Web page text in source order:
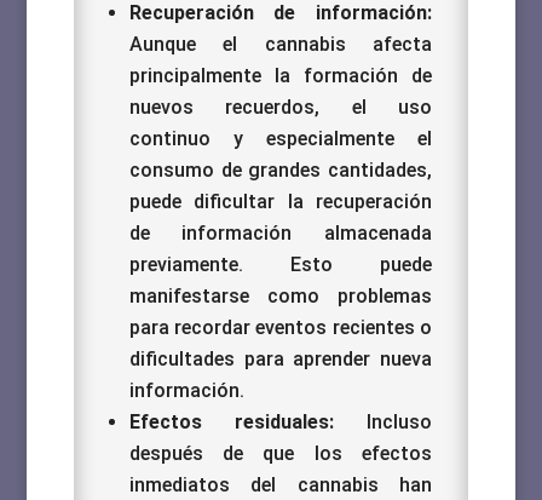
Recuperación de información:
Aunque el cannabis afecta
principalmente la formación de
nuevos recuerdos, el uso
continuo y especialmente el
consumo de grandes cantidades,
puede dificultar la recuperación
de información almacenada
previamente. Esto puede
manifestarse como problemas
para recordar eventos recientes o
dificultades para aprender nueva
información.
Efectos residuales:Incluso
después de que los efectos
inmediatos del cannabis han